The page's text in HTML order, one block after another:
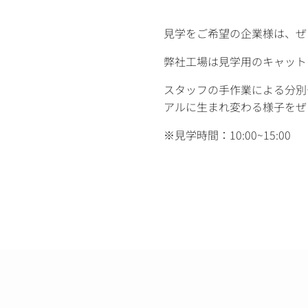
見学をご希望の企業様は、
弊社工場は見学用のキャッ
スタッフの手作業による分
アルに生まれ変わる様子を
※見学時間：10:00~15:00